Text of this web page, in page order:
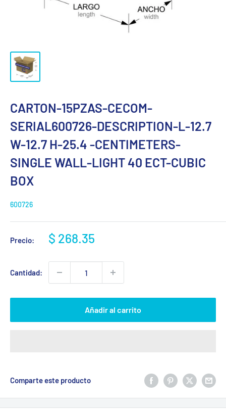
CARTON-15PZAS-CECOM-
SERIAL600726-DESCRIPTION-L-12.7
W-12.7 H-25.4 -CENTIMETERS-
SINGLE WALL-LIGHT 40 ECT-CUBIC
BOX
600726
Precio:
Precio
venta
$ 268.35
Cantidad:
Añadir al carrito
Comparte este producto